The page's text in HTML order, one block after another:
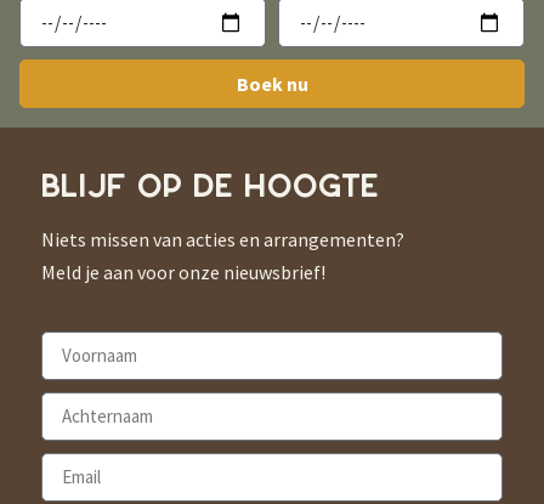
Boek nu
BLIJF OP DE HOOGTE
Niets missen van acties en arrangementen?
Meld je aan voor onze nieuwsbrief!